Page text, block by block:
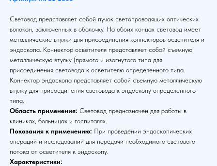
Световод представляет собой пучок светопроводящих оптических
волокон, заключенных в оболочку. На обоих концах световод имеет
металлические втулки для присоединения коннекторов осветителя и
эндоскопа. Коннектор осветителя представляет собой съемную
металлическую втулку (прямого и изогнутого типа для
присоединения световода к осветителю определенного типа.
Коннектор эндоскопа представляет собой съемную металлическую
втулку для присоединения световода к эндоскопу определенного
типа.
Область применения: Световод предназначен для работы в
клиниках, больницах и госпиталях.
Показания к применению: При проведении эндоскопических
операций и исследований для передачи необходимого светового
потока от осветителя к эндоскопу.
Характеристики: